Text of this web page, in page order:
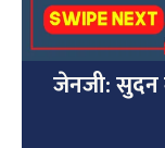
जेनजी: सुदन